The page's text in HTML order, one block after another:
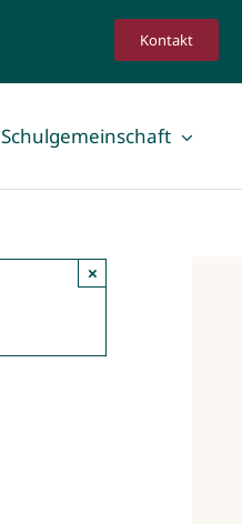
Kontakt
Schulgemeinschaft
×